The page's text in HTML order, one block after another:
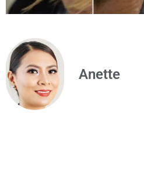
Anette